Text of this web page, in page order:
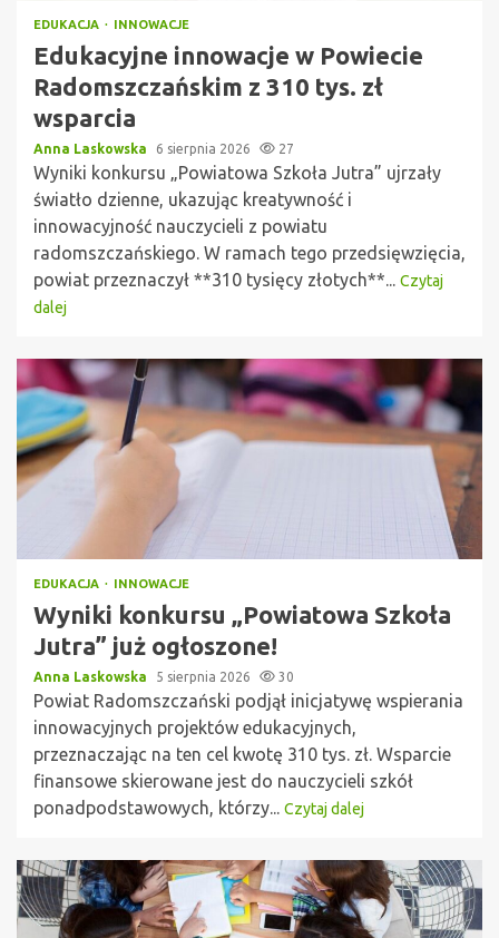
EDUKACJA INNOWACJE
Edukacyjne innowacje w Powiecie
Radomszczańskim z 310 tys. zł
wsparcia
Anna Laskowska 6 sierpnia 2026 27
Wyniki konkursu „Powiatowa Szkoła Jutra” ujrzały
światło dzienne, ukazując kreatywność i
innowacyjność nauczycieli z powiatu
radomszczańskiego. W ramach tego przedsięwzięcia,
powiat przeznaczył **310 tysięcy złotych**... Czytaj
dalej
EDUKACJA INNOWACJE
Wyniki konkursu „Powiatowa Szkoła
Jutra” już ogłoszone!
Anna Laskowska 5 sierpnia 2026 30
Powiat Radomszczański podjął inicjatywę wspierania
innowacyjnych projektów edukacyjnych,
przeznaczając na ten cel kwotę 310 tys. zł. Wsparcie
finansowe skierowane jest do nauczycieli szkół
ponadpodstawowych, którzy... Czytaj dalej